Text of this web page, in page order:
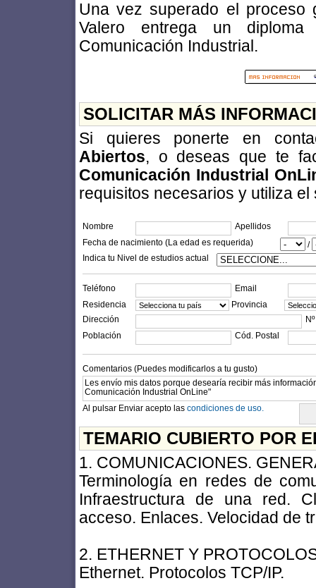
Una vez superado el proceso
Valero entrega un
Comunicación Industrial.
SOLICITAR MÁS
Si quieres ponerte en
Abiertos, o deseas que te
Comunicación Industrial
requisitos necesarios y utiliza el
Nombre
Apellidos
Fecha de nacimiento (La edad es requerida)
/
Indica tu Nivel de estudios actual
Teléfono
Email
Residencia
Provincia
Dirección
Nº
Población
Cód. Postal
Comentarios (Puedes modificarlos a tu gusto)
Al pulsar Enviar acepto las condiciones de uso.
TEMARIO CUBIERTO POR
1. COMUNICACIONES.
Terminología en redes de
Infraestructura de una red.
acceso. Enlaces. Velocidad de
2. ETHERNET Y
Ethernet. Protocolos TCP/IP.